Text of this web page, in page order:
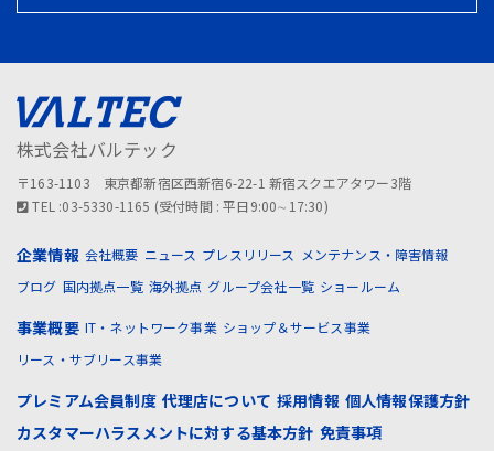
株式会社バルテック
〒163-1103 東京都新宿区西新宿6-22-1 新宿スクエアタワー3階
TEL :03-5330-1165 (受付時間 : 平日9:00∼17:30)
企業情報 会社概要 ニュース プレスリリース
メンテナンス・障害情報
ブログ 国内拠点一覧 海外拠点 グループ会社一覧 ショールーム
事業概要 IT・ネットワーク事業 ショップ＆サービス事業
リース・サブリース事業
プレミアム会員制度 代理店について 採用情報 個人情報保護方針
カスタマーハラスメントに対する基本方針 免責事項